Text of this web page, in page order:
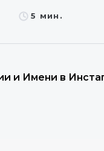
5 мин.
и Имени в